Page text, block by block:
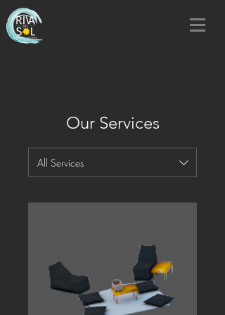
Our Services
All Services